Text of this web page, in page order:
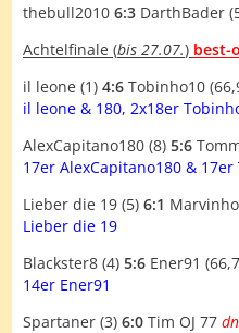
thebull2010 6:3 DarthBader
Achtelfinale (bis 27.07.) best-
il leone (1) 4:6 Tobinho10
il leone & 180, 2x18er
AlexCapitano180 (8) 5:6
17er AlexCapitano180 & 17er
Lieber die 19 (5) 6:1
Lieber die 19
Blackster8 (4) 5:6 Ener91
14er Ener91
Spartaner (3) 6:0 Tim OJ 77